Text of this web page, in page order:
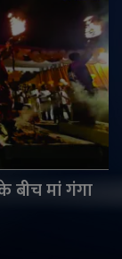
बीच मां गंगा